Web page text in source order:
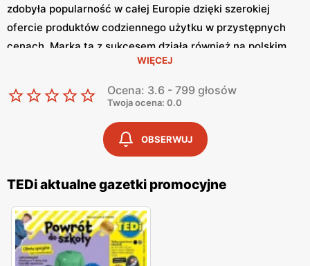
zdobyła popularność w całej Europie dzięki szerokiej
ofercie produktów codziennego użytku w przystępnych
cenach. Marka ta z sukcesem działa również na polskim
rynku, oferując klientom atrakcyjne
różnorodne artykuły, od wyposażenia domowego po
zabawki i artykuły biurowe. TEDi regularnie publikuje
, które są źródłem informacji o
najnowszych ofertach i okazjach cenowych.
ukazują się co dwa tygodnie, umożliwiając klientom
śledzenie aktualnych
promocji i korzystanie z
na szeroki asortyment produktów. Dzięki regularnym
promocjom, klienci mogą zaoszczędzić na codziennych
zakupach, co jest dużym atutem sieci TEDi. Jednym z
kluczowych elementów oferty TEDi jest różnorodność
WIĘCEJ
Ocena: 3.6 - 799 głosów
Twoja ocena: 0.0
OBSERWUJ
TEDi aktualne gazetki promocyjne